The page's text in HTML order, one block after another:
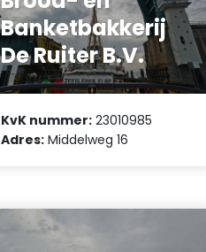
Banketbakkerij
De Ruiter B.V.
KvK nummer: 23010985
Adres: Middelweg 16